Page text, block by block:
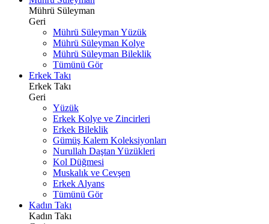
Mührü Süleyman
Geri
Mührü Süleyman Yüzük
Mührü Süleyman Kolye
Mührü Süleyman Bileklik
Tümünü Gör
Erkek Takı
Erkek Takı
Geri
Yüzük
Erkek Kolye ve Zincirleri
Erkek Bileklik
Gümüş Kalem Koleksiyonları
Nurullah Daştan Yüzükleri
Kol Düğmesi
Muskalık ve Cevşen
Erkek Alyans
Tümünü Gör
Kadın Takı
Kadın Takı